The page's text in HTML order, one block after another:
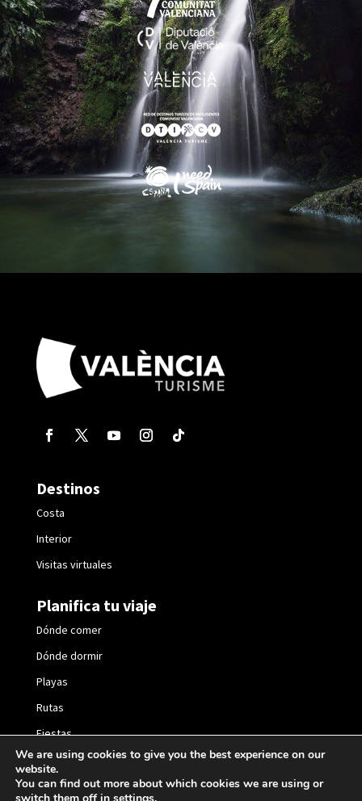
Destinos
Costa
Interior
Visitas virtuales
Planifica tu viaje
Dónde comer
Dónde dormir
Playas
Rutas
Fiestas
We are using cookies to give you the best experience on our
website.
You can find out more about which cookies we are using or